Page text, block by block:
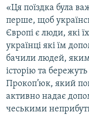
«Ця поїздка була
перше, щоб
Європі є люди, які
українці які їм
бачили людей, яким
історію та
Прокоп’юк, який
активно надає
чеськими